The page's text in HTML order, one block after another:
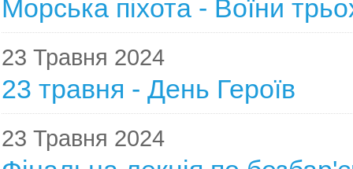
Морська піхота - Воїни
23 Травня 2024
23 травня - День Героїв
23 Травня 2024